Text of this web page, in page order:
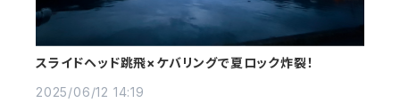
スライドヘッド跳飛×ケバリングで夏ロック炸裂！
2025/06/12 14:19